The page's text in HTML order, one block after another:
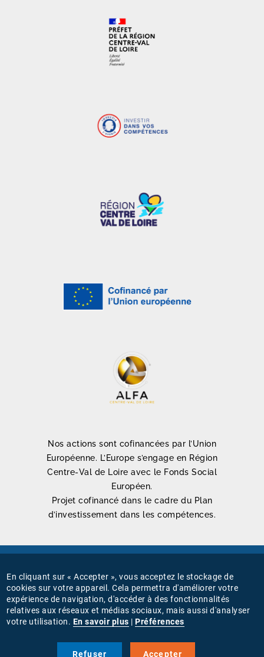
Nos actions sont cofinancées par l’Union
Européenne. L’Europe s’engage en Région
Centre-Val de Loire avec le Fonds Social
Européen.
Projet cofinancé dans le cadre du Plan
d’investissement dans les compétences.
MENU
PIED
DE
PAGE
Mentions légales
Connexion
Gestion des cookies
Nous suivre sur
En cliquant sur « Accepter », vous acceptez le stockage de
cookies sur votre appareil. Cela permettra d'améliorer votre
expérience de navigation, d'accéder à des fonctionnalités
relatives aux réseaux et médias sociaux, mais aussi d'analyser
votre utilisation. En savoir plus |Préférences
Refuser Accepter